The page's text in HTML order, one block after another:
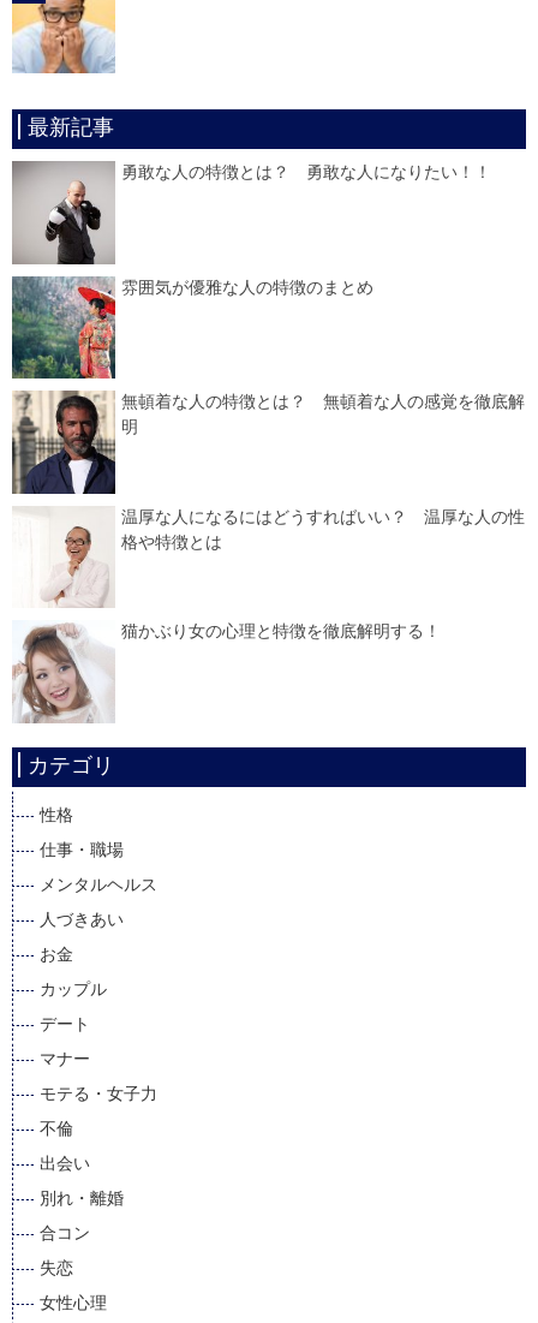
最新記事
勇敢な人の特徴とは？ 勇敢な人になりたい！！
雰囲気が優雅な人の特徴のまとめ
無頓着な人の特徴とは？ 無頓着な人の感覚を徹底解
明
温厚な人になるにはどうすればいい？ 温厚な人の性
格や特徴とは
猫かぶり女の心理と特徴を徹底解明する！
カテゴリ
性格
仕事・職場
メンタルヘルス
人づきあい
お金
カップル
デート
マナー
モテる・女子力
不倫
出会い
別れ・離婚
合コン
失恋
女性心理